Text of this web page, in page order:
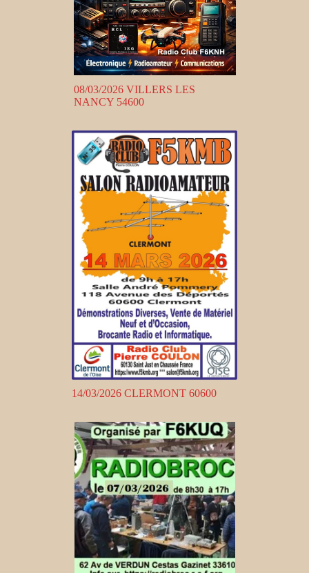
08/03/2026 VILLERS LES
NANCY 54600
14/03/2026 CLERMONT 60600